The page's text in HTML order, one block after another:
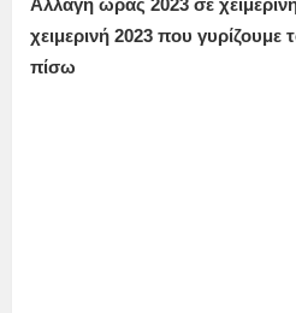
Αλλαγή ώρας 2023 σε
χειμερινή 2023 που γυρίζουμε
πίσω